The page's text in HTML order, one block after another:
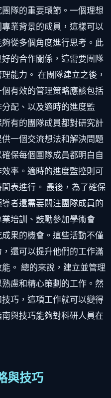
隊的重要環節。一個理想
業背景的成員，這樣可以
從多個角度進行思考。此
的合作關係，這需要團隊
能力。 在團隊建立之後，
有效的管理策略應該包括
配、以及適時的進度監
有的團隊成員都對研究計
一個交流想法和解決問題
保每個團隊成員都明白自
率。適時的進度監控則可
表進行。 最後，為了確保
者還需要關注團隊成員的
培訓、鼓勵參加學術會
果的機會。這些活動不僅
還可以提升他們的工作滿
。 總的來說，建立並管理
慮和精心策劃的工作。然
巧，這項工作就可以變得
與技巧能夠對科研人員在
與技巧